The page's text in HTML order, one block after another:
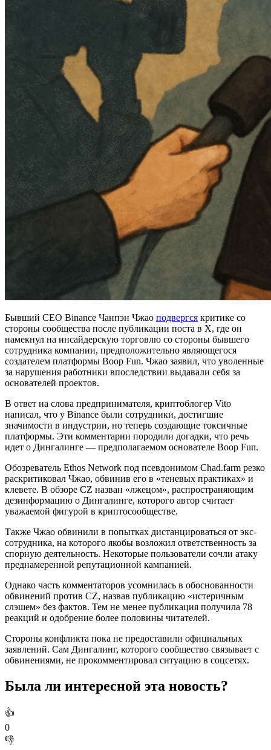
Бывший CEO Binance Чанпэн Чжао подвергся критике со
стороны сообщества после публикации поста в X, где он
намекнул на инсайдерскую торговлю со стороны бывшего
сотрудника компании, предположительно являющегося
создателем платформы Boop Fun. Чжао заявил, что уволенные
за нарушения работники впоследствии выдавали себя за
основателей проектов.
В ответ на слова предпринимателя, криптоблогер Vito
написал, что у Binance были сотрудники, достигшие
значимости в индустрии, но теперь создающие токсичные
платформы. Эти комментарии породили догадки, что речь
идет о Дингалинге — предполагаемом основателе Boop Fun.
Обозреватель Ethos Network под псевдонимом Chad.farm резко
раскритиковал Чжао, обвинив его в «теневых практиках» и
клевете. В обзоре CZ назван «лжецом», распространяющим
дезинформацию о Дингалинге, которого автор считает
уважаемой фигурой в криптосообществе.
Также Чжао обвинили в попытках дистанцироваться от экс-
сотрудника, на которого якобы возложил ответственность за
спорную деятельность. Некоторые пользователи сочли атаку
преднамеренной репутационной кампанией.
Однако часть комментаторов усомнилась в обоснованности
обвинений против CZ, назвав публикацию «истеричным
слэшем» без фактов. Тем не менее публикация получила 78
реакций и одобрение более половины читателей.
Стороны конфликта пока не предоставили официальных
заявлений. Сам Дингалинг, которого сообщество связывает с
обвинениями, не прокомментировал ситуацию в соцсетях.
Была ли интересной эта новость?
👍
0
👎